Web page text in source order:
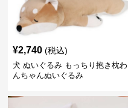
¥2,740 (税込)
犬 ぬいぐるみ もっちり抱き枕わ
んちゃんぬいぐるみ